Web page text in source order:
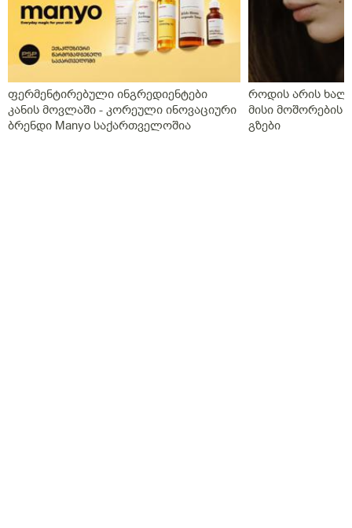
ფერმენტირებული ინგრედიენტები
კანის მოვლაში - კორეული ინოვაციური
ბრენდი Manyo საქართველოშია
როდის არის
მისი მოშორების
გზები